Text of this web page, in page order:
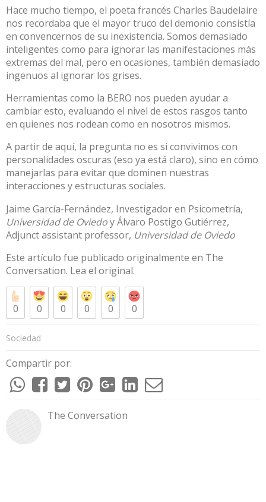
Hace mucho tiempo, el poeta francés Charles Baudelaire
nos recordaba que el mayor truco del demonio consistía
en convencernos de su inexistencia. Somos demasiado
inteligentes como para ignorar las manifestaciones más
extremas del mal, pero en ocasiones, también demasiado
ingenuos al ignorar los grises.
Herramientas como la BERO nos pueden ayudar a
cambiar esto, evaluando el nivel de estos rasgos tanto
en quienes nos rodean como en nosotros mismos.
A partir de aquí, la pregunta no es si convivimos con
personalidades oscuras (eso ya está claro), sino en cómo
manejarlas para evitar que dominen nuestras
interacciones y estructuras sociales.
Jaime García-Fernández, Investigador en Psicometría,
Universidad de OviedoyÁlvaro Postigo Gutiérrez,
Adjunct assistant professor, Universidad de Oviedo
Este artículo fue publicado originalmente en The
Conversation. Lea el original.
0 0 0 0 0 0
Sociedad
Compartir por:
The Conversation